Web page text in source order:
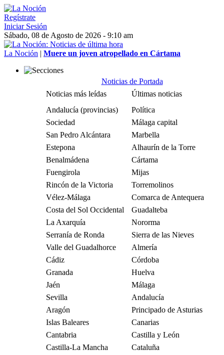
Regístrate
Iniciar Sesión
Sábado, 08 de Agosto de 2026 - 9:10 am
La Noción | Muere un joven atropellado en Cártama
Noticias de Portada
Noticias más leídas
Últimas noticias
Andalucía (provincias)
Política
Sociedad
Málaga capital
San Pedro Alcántara
Marbella
Estepona
Alhaurín de la Torre
Benalmádena
Cártama
Fuengirola
Mijas
Rincón de la Victoria
Torremolinos
Vélez-Málaga
Comarca de Antequera
Costa del Sol Occidental
Guadalteba
La Axarquía
Nororma
Serranía de Ronda
Sierra de las Nieves
Valle del Guadalhorce
Almería
Cádiz
Córdoba
Granada
Huelva
Jaén
Málaga
Sevilla
Andalucía
Aragón
Principado de Asturias
Islas Baleares
Canarias
Cantabria
Castilla y León
Castilla-La Mancha
Cataluña